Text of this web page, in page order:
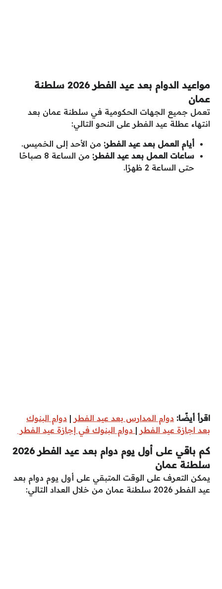
مواعيد الدوام بعد عيد الفطر 2026 سلطنة
عمان
تعمل جميع الجهات الحكومية في سلطنة عمان بعد
انتهاء عطلة عيد الفطر على النحو التالي:
أيام العمل بعد عيد الفطر: من الأحد إلى الخميس.
ساعات العمل بعد عيد الفطر:
من الساعة 8 صباحًا
حتى الساعة 2 ظهرًا.
اقرأ أيضًا: دوام المدارس بعد عيد الفطر | دوام البنوك
بعد اجازة عيد الفطر | دوام البنوك في إجازة عيد الفطر
كم باقي على أول يوم دوام بعد عيد الفطر 2026
سلطنة عمان
يمكن التعرف على الوقت المتبقي على أول يوم دوام بعد
عيد الفطر 2026 سلطنة عمان من خلال العداد التالي: